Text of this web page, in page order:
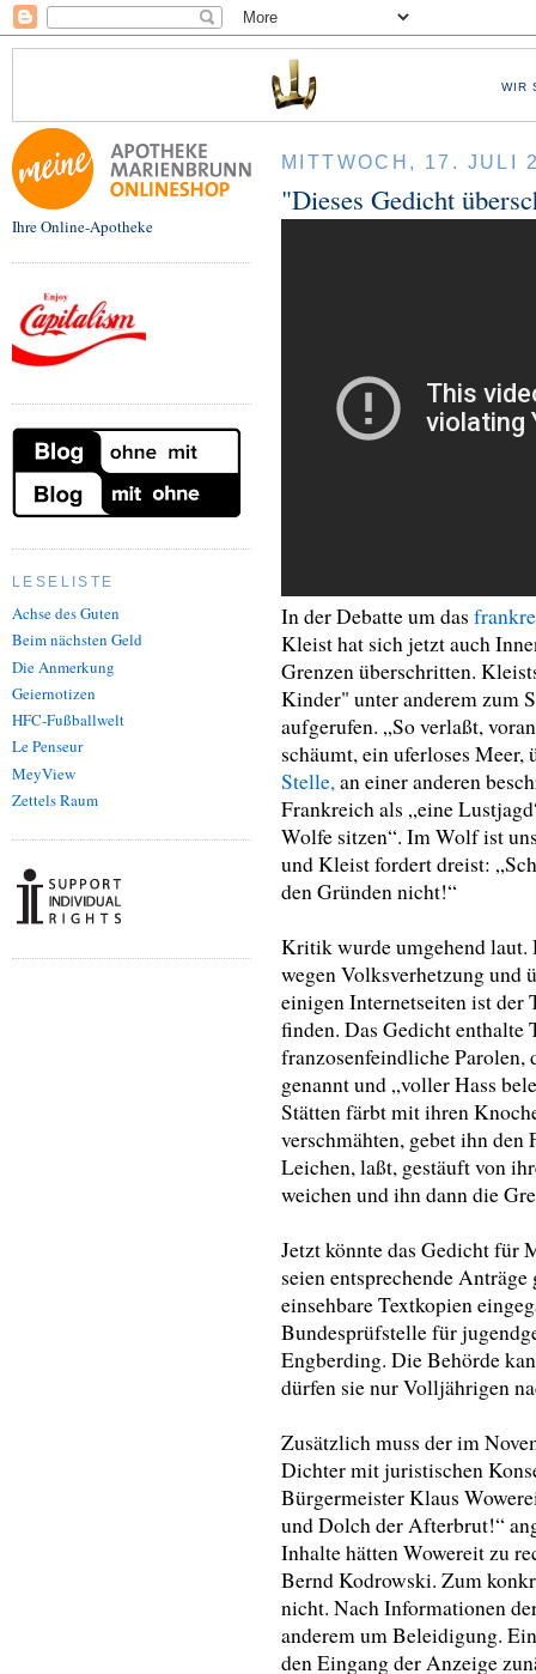
WIR
Ihre Online-Apotheke
LESELISTE
Achse des Guten
Beim nächsten Geld
Die Anmerkung
Geiernotizen
HFC-Fußballwelt
Le Penseur
MeyView
Zettels Raum
MITTWOCH, 17. JULI
"Dieses Gedicht
In der Debatte um das
Kleist hat sich jetzt auch
Grenzen überschritten.
Kinder" unter anderem zum
aufgerufen. „So verlaßt,
schäumt, ein uferloses
Stelle, an einer anderen
Frankreich als „eine
Wolfe sitzen“. Im Wolf ist
und Kleist fordert dreist:
den Gründen nicht!“
Kritik wurde umgehend
wegen Volksverhetzung und
einigen Internetseiten ist der
finden. Das Gedicht enthalte
franzosenfeindliche Parolen,
genannt und „voller Hass
Stätten färbt mit ihren
verschmähten, gebet ihn
Leichen, laßt, gestäuft von
weichen und ihn dann die
Jetzt könnte das Gedicht für
seien entsprechende
einsehbare Textkopien
Bundesprüfstelle für
Engberding. Die Behörde
dürfen sie nur Volljährigen
Zusätzlich muss der im
Dichter mit juristischen
Bürgermeister Klaus
und Dolch der Afterbrut!“
Inhalte hätten Wowereit zu
Bernd Kodrowski. Zum
nicht. Nach Informationen
anderem um Beleidigung.
den Eingang der Anzeige